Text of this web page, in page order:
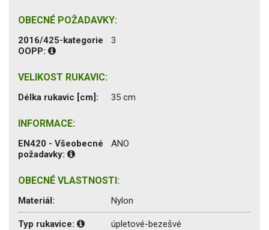
OBECNÉ POŽADAVKY:
2016/425-kategorie
OOPP:
3
VELIKOST RUKAVIC:
Délka rukavic [cm]: 35 cm
INFORMACE:
EN420 - Všeobecné
požadavky:
ANO
OBECNÉ VLASTNOSTI:
Materiál: Nylon
Typ rukavice: úpletové-bezešvé